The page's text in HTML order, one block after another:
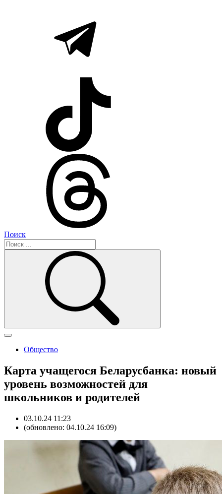
Поиск
Общество
Карта учащегося Беларусбанка: новый
уровень возможностей для
школьников и родителей
03.10.24 11:23
(обновлено: 04.10.24 16:09)